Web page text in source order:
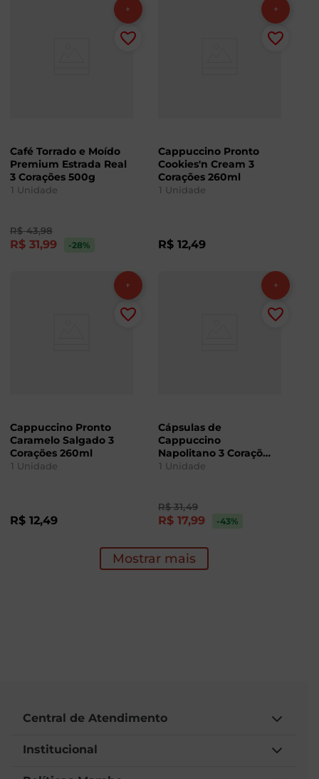
Café Torrado e Moído
Premium Estrada Real
3 Corações 500g
1 Unidade
R$ 43,98
R$ 31,99 -28%
Cappuccino Pronto
Cookies'n Cream 3
Corações 260ml
1 Unidade
R$ 12,49
Cappuccino Pronto
Caramelo Salgado 3
Corações 260ml
1 Unidade
R$ 12,49
Cápsulas de
Cappuccino
Napolitano 3 Corações
110g com 10 Unidades
1 Unidade
R$ 31,49
R$ 17,99 -43%
Mostrar mais
Central de Atendimento
Institucional